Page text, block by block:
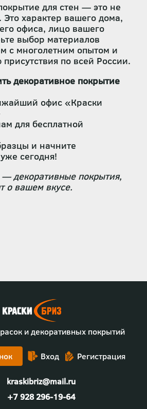
для стен — это не
Это характер вашего дома,
офиса, лицо вашего
выбор материалов
с многолетним опытом и
по всей России.
декоративное покрытие
офис «Краски
для бесплатной
и начните
сегодня!
декоративные покрытия,
о вашем вкусе.
и декоративных покрытий
Вход Регистрация
kraskibriz@mail.ru
+7 928 296-19-64